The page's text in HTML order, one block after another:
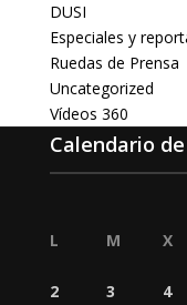
DUSI
Especiales y
Ruedas de Prensa
Uncategorized
Vídeos 360
Calendario
L
M X
2
3 4